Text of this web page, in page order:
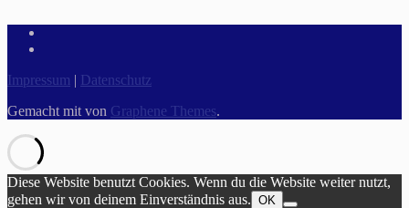
Impressum | Datenschutz
Gemacht mit von Graphene Themes.
Diese Website benutzt Cookies. Wenn du die Website weiter nutzt,
gehen wir von deinem Einverständnis aus. OK